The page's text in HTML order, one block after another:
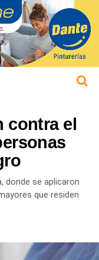
contra el
donde se aplicaron
que residen